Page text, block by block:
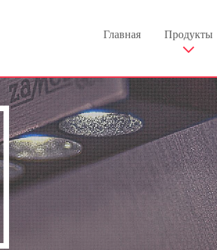
Главная Продукты